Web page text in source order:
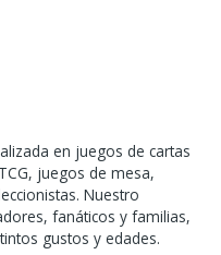
en juegos de cartas
juegos de mesa,
Nuestro
fanáticos y familias,
gustos y edades.